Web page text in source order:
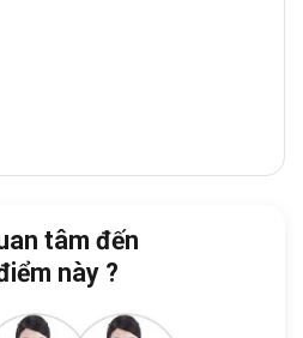
Văn Thụ: 2 phút
Lý Tự Trọng TP. Hồ
tâm đến
này ?